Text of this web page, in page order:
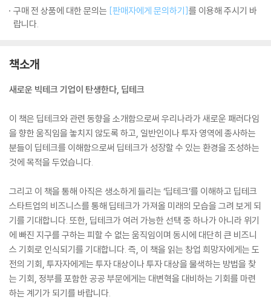
구매 전 상품에 대한 문의는 [판매자에게 문의하기]를 이용해 주시기 바
랍니다.
책소개
새로운 빅테크 기업이 탄생한다, 딥테크
이 책은 딥테크와 관련 동향을 소개함으로써 우리나라가 새로운 패러다임
을 향한 움직임을 놓치지 않도록 하고, 일반인이나 투자 영역에 종사하는
분들이 딥테크를 이해함으로써 딥테크가 성장할 수 있는 환경을 조성하는
것에 목적을 두었습니다.
그리고 이 책을 통해 아직은 생소하게 들리는 ‘딥테크’를 이해하고 딥테크
스타트업의 비즈니스를 통해 딥테크가 가져올 미래의 모습을 그려 보게 되
기를 기대합니다. 또한, 딥테크가 여러 가능한 선택 중 하나가 아니라 위기
에 빠진 지구를 구하는 피할 수 없는 움직임이며 동시에 대단히 큰 비즈니
스 기회로 인식되기를 기대합니다. 즉, 이 책을 읽는 창업 희망자에게는 도
전의 기회, 투자자에게는 투자 대상이나 투자 대상을 물색하는 방법을 찾
는 기회, 정부를 포함한 공공 부문에게는 대변혁을 대비하는 기회를 마련
하는 계기가 되기를 바랍니다.